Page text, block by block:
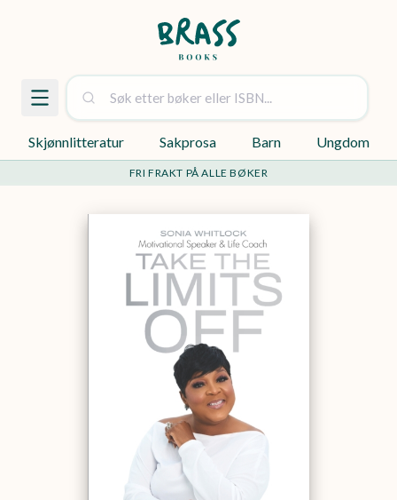
Skjønnlitteratur Sakprosa Barn Ungdom
FRI FRAKT PÅ ALLE BØKER